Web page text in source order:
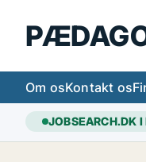
Om osKontakt os
JOBSEARCH.DK I